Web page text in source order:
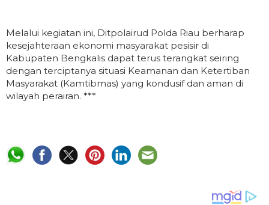
Melalui kegiatan ini, Ditpolairud Polda Riau berharap
kesejahteraan ekonomi masyarakat pesisir di
Kabupaten Bengkalis dapat terus terangkat seiring
dengan terciptanya situasi Keamanan dan Ketertiban
Masyarakat (Kamtibmas) yang kondusif dan aman di
wilayah perairan. ***